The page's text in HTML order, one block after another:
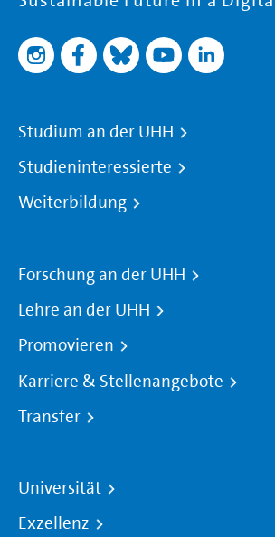
Studium an der UHH
Studieninteressierte
Weiterbildung
Forschung an der UHH
Lehre an der UHH
Promovieren
Karriere & Stellenangebote
Transfer
Universität
Exzellenz